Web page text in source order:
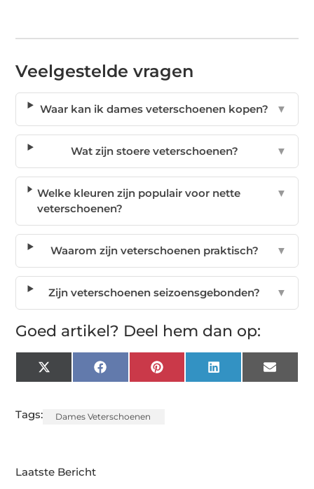
Veelgestelde vragen
Waar kan ik dames veterschoenen kopen? ▼
Wat zijn stoere veterschoenen? ▼
Welke kleuren zijn populair voor nette
veterschoenen?
▼
Waarom zijn veterschoenen praktisch? ▼
Zijn veterschoenen seizoensgebonden? ▼
Goed artikel? Deel hem dan op:
X
(Twitter)
FacebookPinterest LinkedIn Email
Tags: Dames Veterschoenen
Laatste Bericht